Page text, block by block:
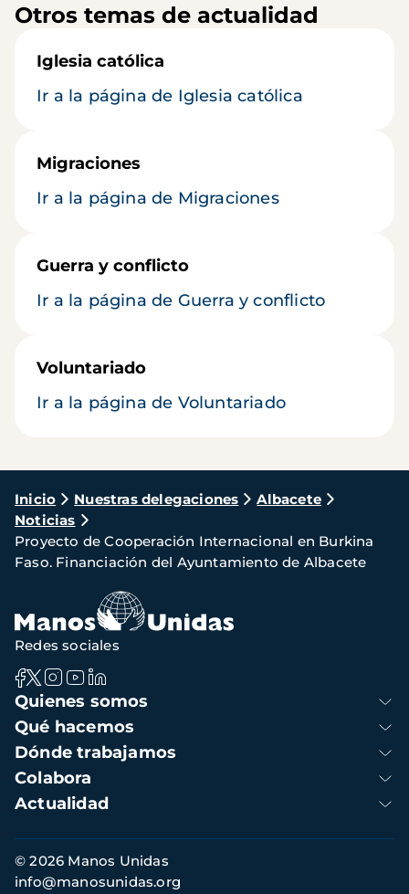
Otros temas de actualidad
Iglesia católica
Ir a la página de Iglesia católica
Migraciones
Ir a la página de Migraciones
Guerra y conflicto
Ir a la página de Guerra y conflicto
Voluntariado
Ir a la página de Voluntariado
Ruta
de
navegación
Inicio Nuestras delegaciones
Albacete
Noticias
Proyecto de Cooperación Internacional en Burkina
Faso. Financiación del Ayuntamiento de Albacete
Navegación
principal
Quienes somos
Qué hacemos
Dónde trabajamos
Colabora
Actualidad
Redes sociales
Información
de
© 2026 Manos Unidas
info@manosunidas.org